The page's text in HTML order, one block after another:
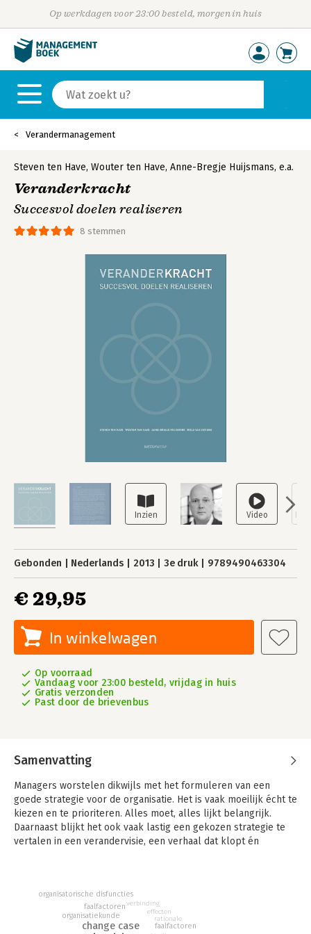
Op werkdagen voor 23:00 besteld, morgen in huis
Verandermanagement
8 stemmen
Steven ten Have, Wouter ten Have, Anne-Bregje Huijsmans, e.a.
Veranderkracht
Succesvol doelen realiseren
Gebonden Nederlands 2013 3e druk 9789490463304
€ 29,95
In winkelwagen
Op voorraad
Vandaag voor 23:00 besteld, vrijdag in huis
Gratis verzonden
Past door de brievenbus
Samenvatting
Managers worstelen dikwijls met het formuleren van een
goede strategie voor de organisatie. Het is vaak moeilijk écht te
kiezen en te prioriteren. Alles moet, alles lijkt belangrijk.
Daarnaast blijkt het ook vaak lastig een gekozen strategie te
vertalen in een verandervisie, een verhaal dat klopt én
blijkt vaak dat managers de nodige problemen hebben met
het succesvol omzetten van hun plannen in resultaten.
Dergelijke problemen wortelen in veel gevallen in het
change case
organisatiekunde
faalfactorenverbinding
effecten
rationale
faalfactoren
organisatorische disfuncties